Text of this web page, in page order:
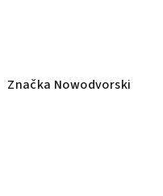
Značka Nowodvorski